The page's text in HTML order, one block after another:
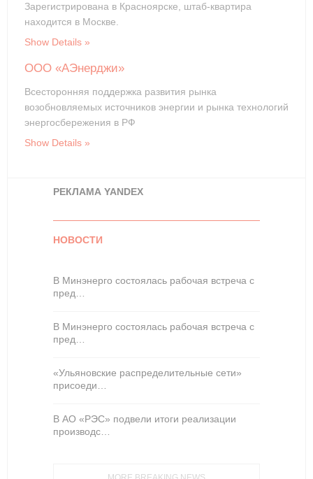
Зарегистрирована в Красноярске, штаб-квартира
находится в Москве.
Show Details
ООО «АЭнерджи»
Всесторонняя поддержка развития рынка
возобновляемых источников энергии и рынка технологий
энергосбережения в РФ
Show Details
РЕКЛАМА YANDEX
НОВОСТИ
В Минэнерго состоялась рабочая встреча с
пред…
В Минэнерго состоялась рабочая встреча с
пред…
«Ульяновские распределительные сети»
присоеди…
В АО «РЭС» подвели итоги реализации
производс…